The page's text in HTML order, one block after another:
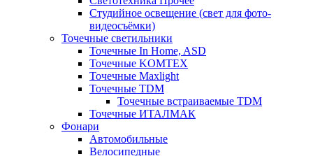
Студийное освещение (свет для фото-
видеосъёмки)
Точечные светильники
Точечные In Home, ASD
Точечные KOMTEX
Точечные Maxlight
Точечные TDM
Точечные встраиваемые TDM
Точечные ИТАЛМАК
Фонари
Автомобильные
Велосипедные